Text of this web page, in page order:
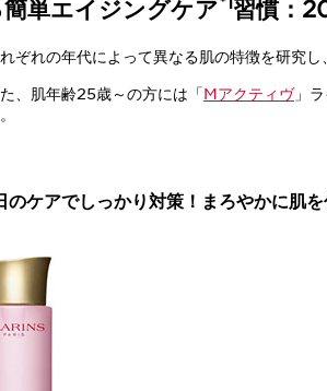
単エイジングケア 習慣：
ぞれの年代によって異なる肌の特徴を研究
、肌年齢25歳～の方には「Mアクティヴ」
のケアでしっかり対策！まろやかに肌